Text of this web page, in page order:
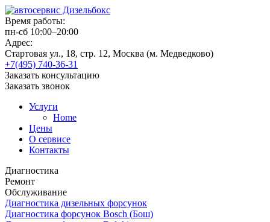
Время работы:
пн-сб 10:00–20:00
Адрес:
Стартовая ул., 18, стр. 12, Москва (м. Медведково)
+7(495) 740-36-31
Заказать консультацию
Заказать звонок
Услуги
Home
Цены
О сервисе
Контакты
Диагностика
Ремонт
Обслуживание
Диагностика дизельных форсунок
Диагностика форсунок Bosch (Бош)